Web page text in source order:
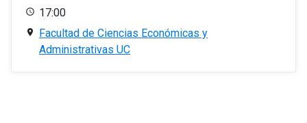
17:00
Facultad de Ciencias Económicas y
Administrativas UC